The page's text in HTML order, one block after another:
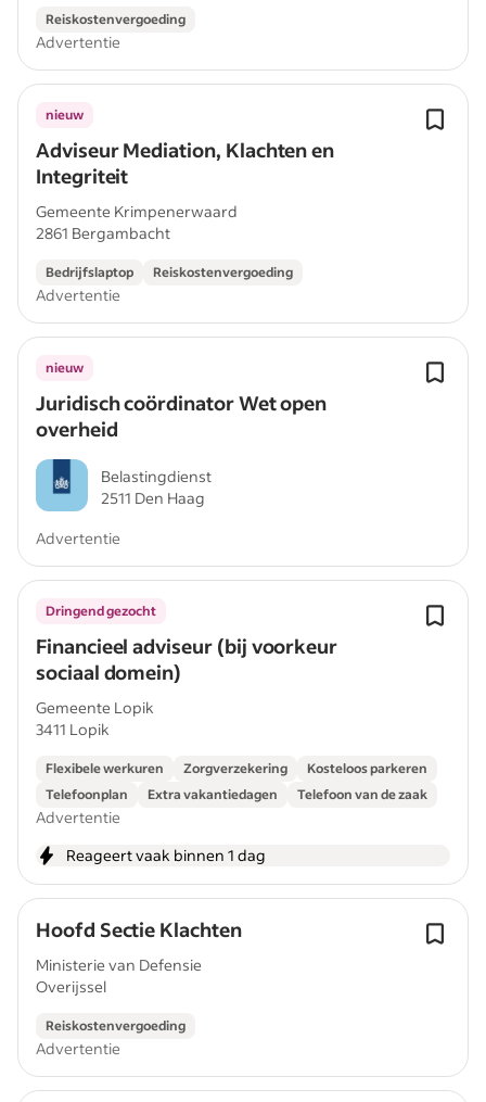
Reiskostenvergoeding
Advertentie
Adviseur Mediation, Klachten en
Integriteit
nieuw
Gemeente Krimpenerwaard
2861 Bergambacht
Bedrijfslaptop Reiskostenvergoeding
Advertentie
Juridisch coördinator Wet open
overheid
nieuw
Belastingdienst
2511 Den Haag
Advertentie
Financieel adviseur (bij voorkeur
sociaal domein)
Dringend gezocht
Gemeente Lopik
3411 Lopik
Flexibele werkuren Zorgverzekering
Kosteloos parkeren
Telefoonplan
Extra vakantiedagen Telefoon van de zaak
Advertentie
Reageert vaak binnen 1 dag
Hoofd Sectie Klachten
Ministerie van Defensie
Overijssel
Reiskostenvergoeding
Advertentie